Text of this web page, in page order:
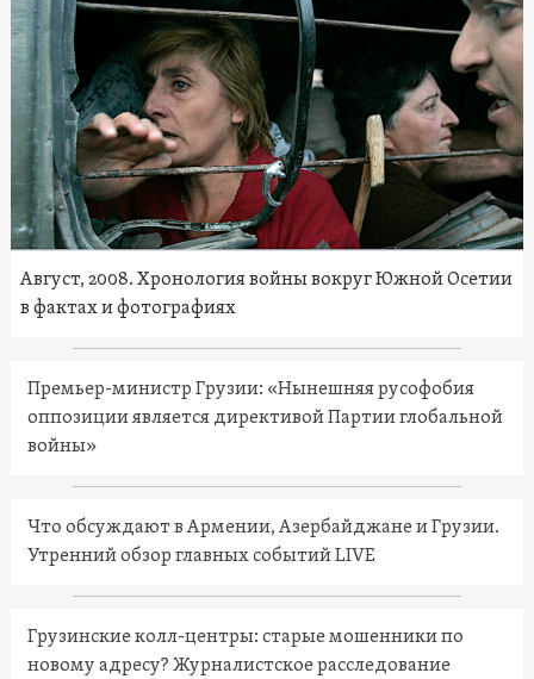
Август, 2008. Хронология войны вокруг Южной Осетии
в фактах и фотографиях
Премьер-министр Грузии: «Нынешняя русофобия
оппозиции является директивой Партии глобальной
войны»
Что обсуждают в Армении, Азербайджане и Грузии.
Утренний обзор главных событий LIVE
Грузинские колл-центры: старые мошенники по
новому адресу? Журналистское расследование